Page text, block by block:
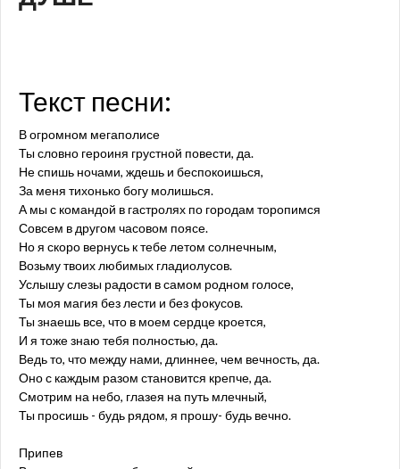
Текст песни:
В огромном мегаполисе
Ты словно героиня грустной повести, да.
Не спишь ночами, ждешь и беспокоишься,
За меня тихонько богу молишься.
А мы с командой в гастролях по городам торопимся
Совсем в другом часовом поясе.
Но я скоро вернусь к тебе летом солнечным,
Возьму твоих любимых гладиолусов.
Услышу слезы радости в самом родном голосе,
Ты моя магия без лести и без фокусов.
Ты знаешь все, что в моем сердце кроется,
И я тоже знаю тебя полностью, да.
Ведь то, что между нами, длиннее, чем вечность, да.
Оно с каждым разом становится крепче, да.
Смотрим на небо, глазея на путь млечный,
Ты просишь - будь рядом, я прошу- будь вечно.
Припев